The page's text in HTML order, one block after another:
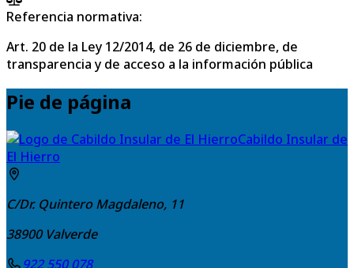
Referencia normativa:
Art. 20 de la Ley 12/2014, de 26 de diciembre, de
transparencia y de acceso a la información pública
Pie de página
Cabildo Insular de
El Hierro
C/Dr. Quintero Magdaleno, 11
38900 Valverde
922 550 078